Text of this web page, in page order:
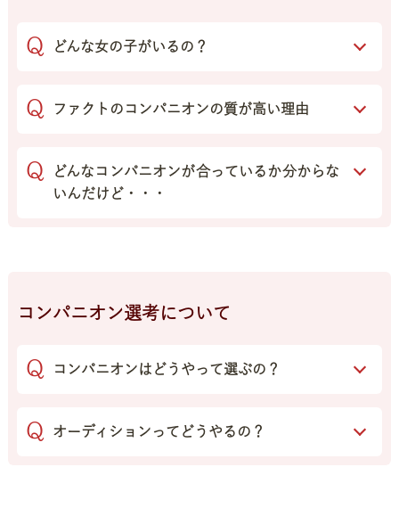
どんな女の子がいるの？
ファクトのコンパニオンの質が高い理由
どんなコンパニオンが合っているか分からな
いんだけど・・・
コンパニオン選考について
コンパニオンはどうやって選ぶの？
オーディションってどうやるの？